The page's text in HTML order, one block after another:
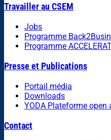
Travailler au CSEM
Jobs
Programme
Programme
Presse et Publications
Portail média
Downloads
YODA Plateforme open
Contact